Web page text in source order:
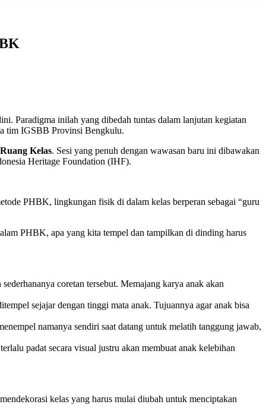
Paradigma inilah yang dibedah tuntas dalam lanjutan kegiatan
tim IGSBB Provinsi Bengkulu.
Kelas. Sesi yang penuh dengan wawasan baru ini dibawakan
Heritage Foundation (IHF).
PHBK, lingkungan fisik di dalam kelas berperan sebagai “guru
PHBK, apa yang kita tempel dan tampilkan di dinding harus
coretan tersebut. Memajang karya anak akan
sejajar dengan tinggi mata anak. Tujuannya agar anak bisa
namanya sendiri saat datang untuk melatih tanggung jawab,
padat secara visual justru akan membuat anak kelebihan
kelas yang harus mulai diubah untuk menciptakan